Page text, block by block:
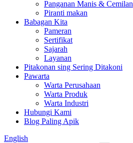
Panganan Manis & Cemilan
Piranti makan
Babagan Kita
Pameran
Sertifikat
Sajarah
Layanan
Pitakonan sing Sering Ditakoni
Pawarta
Warta Perusahaan
Warta Produk
Warta Industri
Hubungi Kami
Blog Paling Apik
English